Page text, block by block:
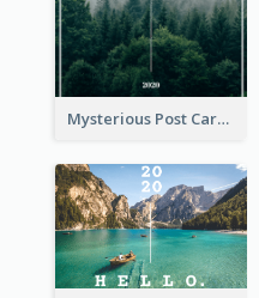
Mysterious Post Card Of Forest